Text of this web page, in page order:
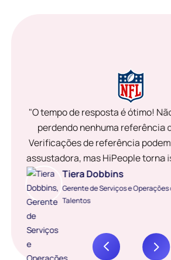
"O tempo de resposta é ótimo!
perdendo nenhuma referência
Verificações de referência
assustadora, mas HiPeople torna
Tiera Dobbins
Gerente de Serviços e
Talentos